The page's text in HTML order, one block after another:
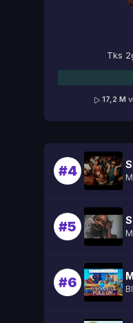
Tks
17,2 M
#4
#5
#6